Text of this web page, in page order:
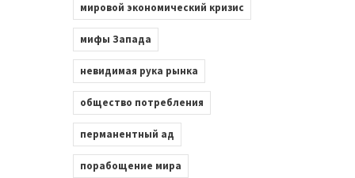
мировой экономический кризис
мифы Запада
невидимая рука рынка
общество потребления
перманентный ад
порабощение мира